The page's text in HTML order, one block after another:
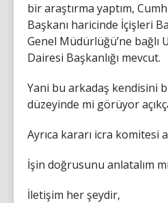
bir araştırma yaptım,
Başkanı haricinde İçişleri
Genel Müdürlüğü’ne bağlı
Dairesi Başkanlığı mevcut.
Yani bu arkadaş kendisini
düzeyinde mi görüyor
Ayrıca kararı icra komitesi
İşin doğrusunu anlatalım
İletişim her şeydir,